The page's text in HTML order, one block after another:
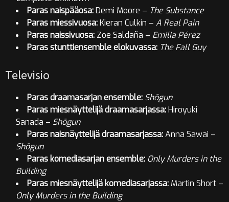
Paras naispääosa:Demi Moore – The Substance
Paras miessivuosa:Kieran Culkin – A Real Pain
Paras naissivuosa: Zoe Saldaña – Emilia Pérez
Paras stunttiensemble elokuvassa: The Fall Guy
Televisio
Paras draamasarjan ensemble: Shōgun
Paras miesnäyttelijä draamasarjassa:Hiroyuki
Sanada – Shōgun
Paras naisnäyttelijä draamasarjassa:Anna Sawai –
Shōgun
Paras komediasarjan ensemble: Only Murders in the
Building
Paras miesnäyttelijä komediasarjassa: Martin Short –
Only Murders in the Building